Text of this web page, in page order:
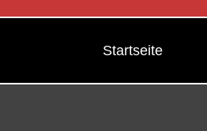
Startseite